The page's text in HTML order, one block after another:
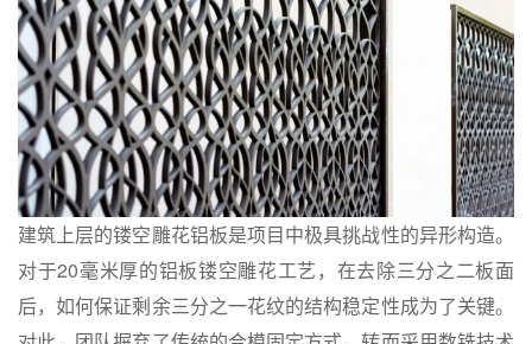
建筑上层的镂空雕花铝板是项目中极具挑战性的异形构造。
对于20毫米厚的铝板镂空雕花工艺，在去除三分之二板面
后，如何保证剩余三分之一花纹的结构稳定性成为了关键。